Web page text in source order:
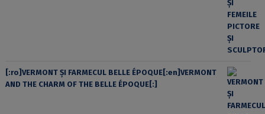
[:ro]VERMONT ȘI FARMECUL BELLE ÉPOQUE[:en]VERMONT
AND THE CHARM OF THE BELLE ÉPOQUE[:]